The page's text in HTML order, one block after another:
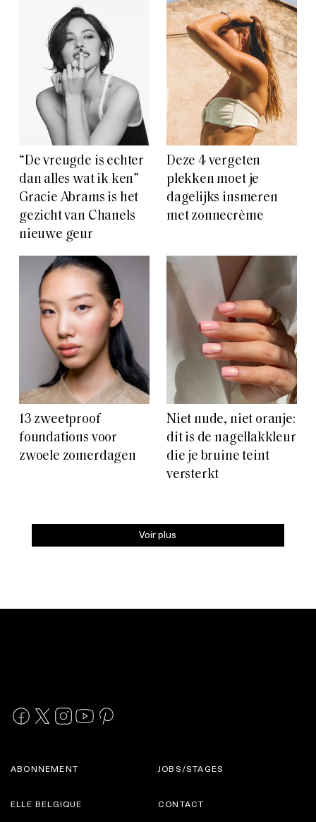
“De vreugde is echter
dan alles wat ik ken”
Gracie Abrams is het
gezicht van Chanels
nieuwe geur
Deze 4 vergeten
plekken moet je
dagelijks insmeren
met zonnecrème
13 zweetproof
foundations voor
zwoele zomerdagen
Niet nude, niet oranje:
dit is de nagellakkleur
die je bruine teint
versterkt
Voir plus
ABONNEMENT
ELLE BELGIQUE
JOBS/STAGES
CONTACT